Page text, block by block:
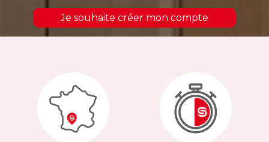
Je souhaite créer mon compte